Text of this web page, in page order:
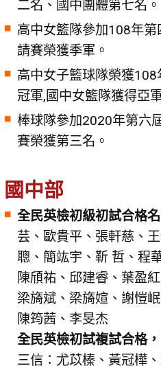
二名、國中團體第七名。
高中女籃隊參加108年
請賽榮獲季軍。
高中女子籃球隊榮獲
冠軍,國中女籃隊獲得亞
棒球隊參加2020年第六
賽榮獲第三名。
國中部
全民英檢初級初試合格名
芸、歐貴平、張軒慈、
聰、簡竑宇、靳 哲、程
陳頎祐、邱建睿、葉盈
梁旖斌、梁旖媗、謝愷
陳筠茜、李旻杰
全民英檢初試複試合格
三信：尤苡榛、黃冠樺